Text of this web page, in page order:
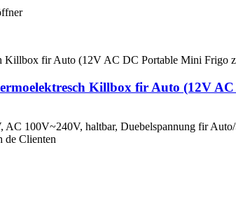
Killbox fir Auto (12V
100V~240V, haltbar, Duebelspannung fir
de Clienten